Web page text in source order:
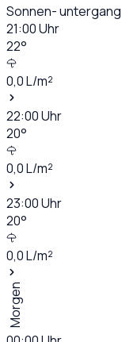
Sonnen- untergang
21:00Uhr
22°
0,0L/m²
22:00Uhr
20°
0,0L/m²
23:00Uhr
20°
0,0L/m²
Morgen